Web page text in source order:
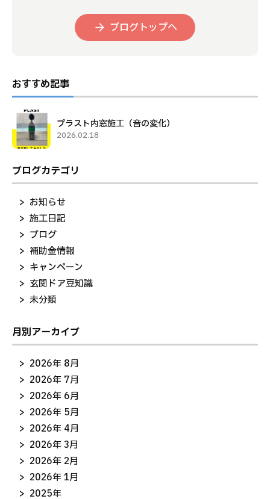
ブログトップへ
おすすめ記事
プラスト内窓施工（音の変化）
2026.02.18
ブログカテゴリ
お知らせ
施工日記
ブログ
補助金情報
キャンペーン
玄関ドア豆知識
未分類
月別アーカイブ
2026年 8月
2026年 7月
2026年 6月
2026年 5月
2026年 4月
2026年 3月
2026年 2月
2026年 1月
2025年